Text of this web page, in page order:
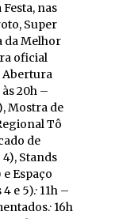
nas
Super
da Melhor
oficial
Mostra de
Tô
de
4), Stands
Espaço
11h –
16h